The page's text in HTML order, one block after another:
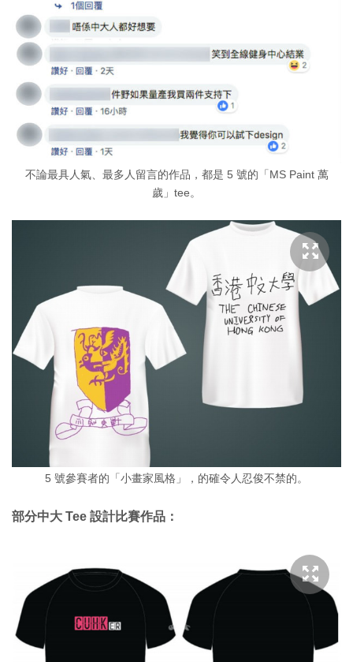
不論最具人氣、最多人留言的作品，都是 5 號的「MS Paint 萬
歲」tee。
5 號參賽者的「小畫家風格」，的確令人忍俊不禁的。
部分中大 Tee 設計比賽作品：